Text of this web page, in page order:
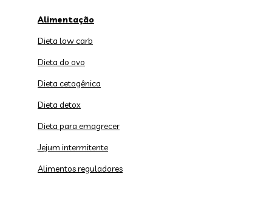
Alimentação
Dieta low carb
Dieta do ovo
Dieta cetogênica
Dieta detox
Dieta para emagrecer
Jejum intermitente
Alimentos reguladores